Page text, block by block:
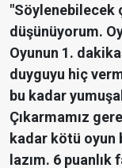
"Söylenebilecek
düşünüyorum.
Oyunun 1.
duyguyu hiç
bu kadar
Çıkarmamız
kadar kötü oyun
lazım. 6